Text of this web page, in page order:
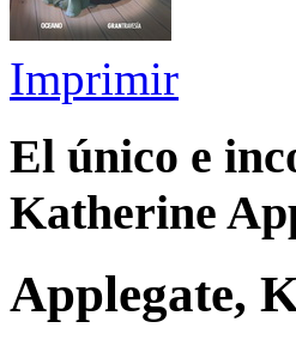
Imprimir
El único e
Katherine
Applegate,